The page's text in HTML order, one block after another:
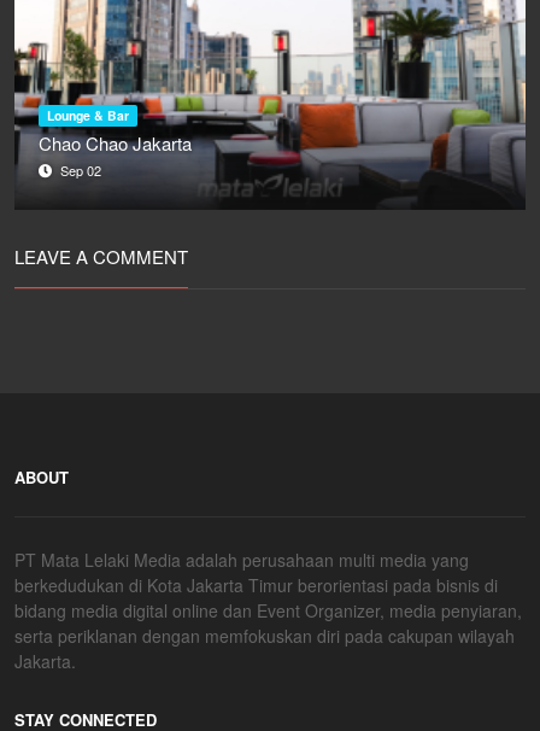
Lounge & Bar
Chao Chao Jakarta
Sep 02
LEAVE A COMMENT
ABOUT
PT Mata Lelaki Media adalah perusahaan multi media yang
berkedudukan di Kota Jakarta Timur berorientasi pada bisnis di
bidang media digital online dan Event Organizer, media penyiaran,
serta periklanan dengan memfokuskan diri pada cakupan wilayah
Jakarta.
STAY CONNECTED